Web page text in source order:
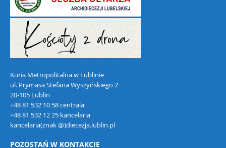
Kuria Metropolitalna w Lublinie
ul. Prymasa Stefana Wyszyńskiego 2
20-105 Lublin
+48 81 532 10 58 centrala
+48 81 532 12 25 kancelaria
kancelaria(znak @)diecezja.lublin.pl
POZOSTAŃ W KONTAKCIE